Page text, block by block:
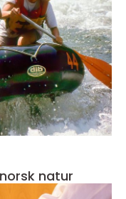
natur